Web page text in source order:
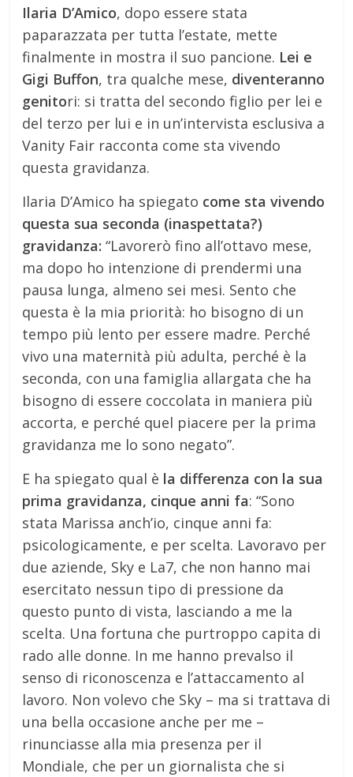
Ilaria D’Amico, dopo essere stata
paparazzata per tutta l’estate, mette
finalmente in mostra il suo pancione. Lei e
Gigi Buffon, tra qualche mese, diventeranno
genitori: si tratta del secondo figlio per lei e
del terzo per lui e in un’intervista esclusiva a
Vanity Fair racconta come sta vivendo
questa gravidanza.
Ilaria D’Amico ha spiegato come sta vivendo
questa sua seconda (inaspettata?)
gravidanza: “Lavorerò fino all’ottavo mese,
ma dopo ho intenzione di prendermi una
pausa lunga, almeno sei mesi. Sento che
questa è la mia priorità: ho bisogno di un
tempo più lento per essere madre. Perché
vivo una maternità più adulta, perché è la
seconda, con una famiglia allargata che ha
bisogno di essere coccolata in maniera più
accorta, e perché quel piacere per la prima
gravidanza me lo sono negato”.
E ha spiegato qual è la differenza con la sua
prima gravidanza, cinque anni fa: “Sono
stata Marissa anch’io, cinque anni fa:
psicologicamente, e per scelta. Lavoravo per
due aziende, Sky e La7, che non hanno mai
esercitato nessun tipo di pressione da
questo punto di vista, lasciando a me la
scelta. Una fortuna che purtroppo capita di
rado alle donne. In me hanno prevalso il
senso di riconoscenza e l’attaccamento al
lavoro. Non volevo che Sky – ma si trattava di
una bella occasione anche per me –
rinunciasse alla mia presenza per il
Mondiale, che per un giornalista che si